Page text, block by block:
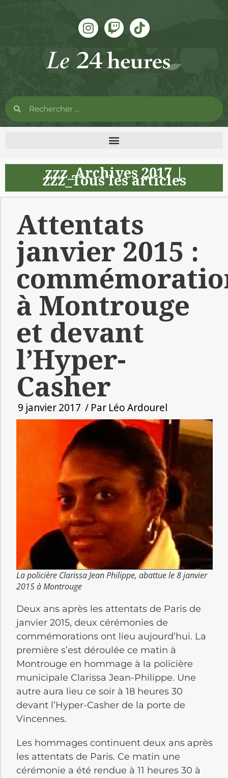
zzz_Archives 2017|
zzz_Tous les articles
Attentats
janvier 2015 :
à Montrouge
et devant
l’Hyper-
Casher
9 janvier 2017 / Par Léo Ardourel
La policière Clarissa Jean Philippe, abattue le 8 janvier
2015 à Montrouge
Deux ans après les attentats de Paris de
janvier 2015, deux cérémonies de
commémorations ont lieu aujourd’hui. La
première s’est déroulée ce matin à
Montrouge en hommage à la policière
municipale Clarissa Jean-Philippe. Une
autre aura lieu ce soir à 18 heures 30
devant l’Hyper-Casher de la porte de
Vincennes.
Les hommages continuent deux ans après
les attentats de Paris. Ce matin une
cérémonie a été rendue à 11 heures 30 à